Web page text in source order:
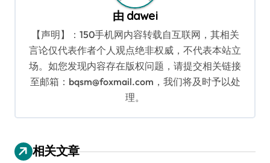
由 dawei
【声明】：150手机网内容转载自互联网，其相关
言论仅代表作者个人观点绝非权威，不代表本站立
场。如您发现内容存在版权问题，请提交相关链接
至邮箱：bqsm@foxmail.com，我们将及时予以处
理。
相关文章